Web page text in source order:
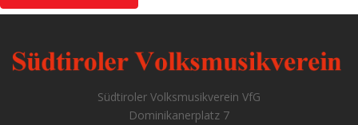
Südtiroler Volksmusikverein VfG
Dominikanerplatz 7